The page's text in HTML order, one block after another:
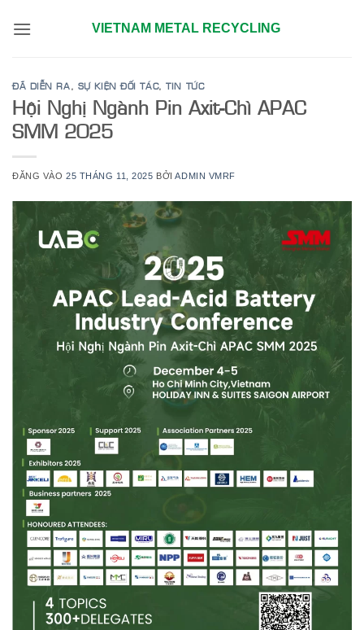
qua
VIETNAM METAL RECYCLING
ĐÃ DIỄN RA, SỰ KIỆN ĐỐI TÁC,TIN TỨC
Hội Nghị Ngành Pin Axit-Chì APAC
SMM 2025
ĐĂNG VÀO25 THÁNG 11, 2025 BỞIADMIN VMRF